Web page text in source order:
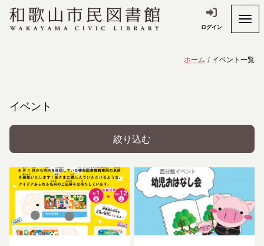
ログイン
ホーム イベント一覧
イベント
絞り込む